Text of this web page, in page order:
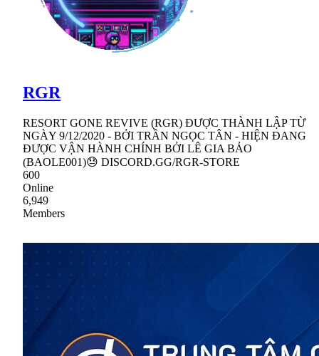
RGR
RESORT GONE REVIVE (RGR) ĐƯỢC THÀNH LẬP TỪ
NGÀY 9/12/2020 - BỞI TRẦN NGỌC TÂN - HIỆN ĐANG
ĐƯỢC VẬN HÀNH CHÍNH BỞI LÊ GIA BẢO
(BAOLE001)😓 DISCORD.GG/RGR-STORE
600
Online
6,949
Members